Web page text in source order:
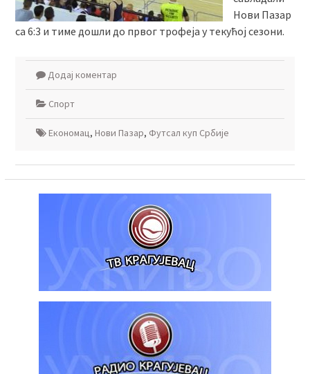
Нови Пазар
са 6:3 и тиме дошли до првог трофеја у текућој сезони.
Додај коментар
Спорт
Економац, Нови Пазар, Футсал куп Србије